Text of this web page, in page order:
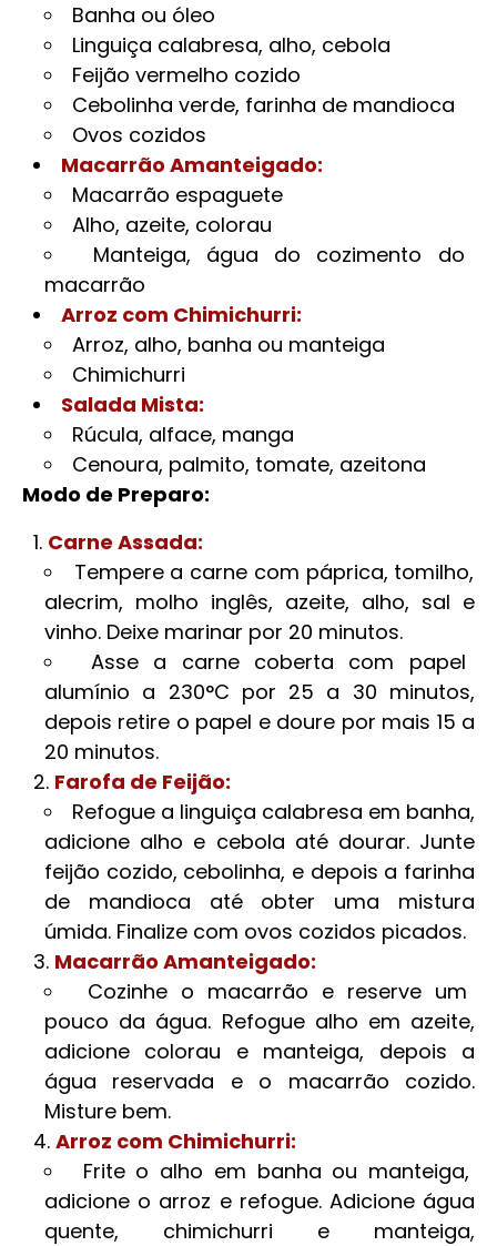
Banha ou óleo
Linguiça calabresa, alho, cebola
Feijão vermelho cozido
Cebolinha verde, farinha de mandioca
Ovos cozidos
Macarrão Amanteigado:
Macarrão espaguete
Alho, azeite, colorau
Manteiga, água do cozimento do
macarrão
Arroz com Chimichurri:
Arroz, alho, banha ou manteiga
Chimichurri
Salada Mista:
Rúcula, alface, manga
Cenoura, palmito, tomate, azeitona
Modo de Preparo:
Carne Assada:
Tempere a carne com páprica, tomilho,
alecrim, molho inglês, azeite, alho, sal e
vinho. Deixe marinar por 20 minutos.
Asse a carne coberta com papel
alumínio a 230°C por 25 a 30 minutos,
depois retire o papel e doure por mais 15 a
20 minutos.
Farofa de Feijão:
Refogue a linguiça calabresa em banha,
adicione alho e cebola até dourar. Junte
feijão cozido, cebolinha, e depois a farinha
de mandioca até obter uma mistura
úmida. Finalize com ovos cozidos picados.
Macarrão Amanteigado:
Cozinhe o macarrão e reserve um
pouco da água. Refogue alho em azeite,
adicione colorau e manteiga, depois a
água reservada e o macarrão cozido.
Misture bem.
Arroz com Chimichurri:
Frite o alho em banha ou manteiga,
adicione o arroz e refogue. Adicione água
quente, chimichurri e manteiga,